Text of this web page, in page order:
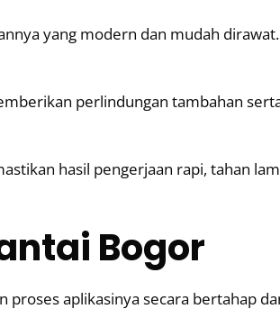
yang modern dan mudah dirawat.
perlindungan tambahan
hasil pengerjaan rapi, tahan
Bogor
proses aplikasinya secara bertahap